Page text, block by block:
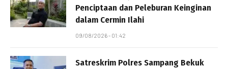
Penciptaan dan Peleburan Keinginan
dalam Cermin Ilahi
09/08/2026 - 01:42
Satreskrim Polres Sampang Bekuk